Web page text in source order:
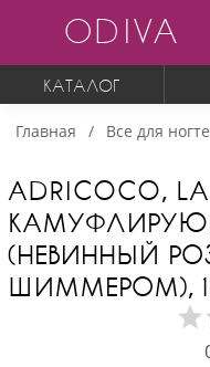
ODIVA
КАТАЛОГ
Главная Все для
ADRICOCO, LA
(НЕВИННЫЙ
ШИММЕРОМ),